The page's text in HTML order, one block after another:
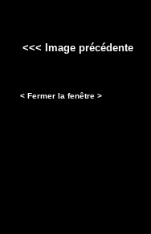
<<< Image précédente
< Fermer la fenêtre >